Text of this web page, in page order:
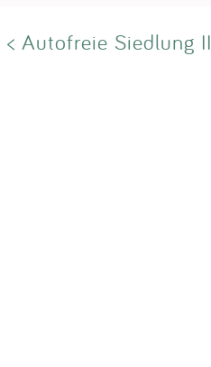
< Autofreie Siedlung II